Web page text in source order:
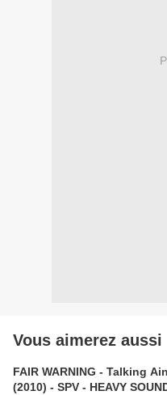
Vous aimerez aussi
FAIR WARNING - Talking
(2010) - SPV - HEAVY